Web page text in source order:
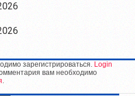
зарегистрироваться. Login
вам необходимо
.